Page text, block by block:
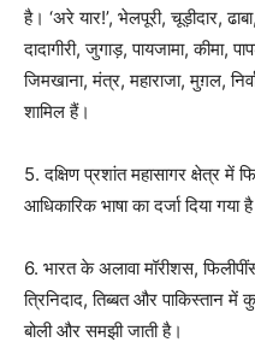
है। ‘अरे यार!’, भेलपूरी, चूड़ीदार,
दादागीरी, जुगाड़, पायजामा, कीमा,
जिमखाना, मंत्र, महाराजा, मुग़ल,
शामिल हैं।
5. दक्षिण प्रशांत महासागर क्षेत्र में
आधिकारिक भाषा का दर्जा दिया गया
6. भारत के अलावा मॉरीशस,
त्रिनिदाद, तिब्बत और पाकिस्तान में
बोली और समझी जाती है।